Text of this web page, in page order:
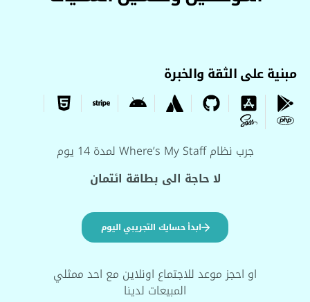
الثقة والخبرة
جرب نظام Where’s My Staff لمدة 14 يوم
لا حاجة الى بطاقة ائتمان
ابدأ حسايك التجريبي اليوم
او احجز موعد للاجتماع اونلاين مع احد ممثلي
المبيعات لدينا